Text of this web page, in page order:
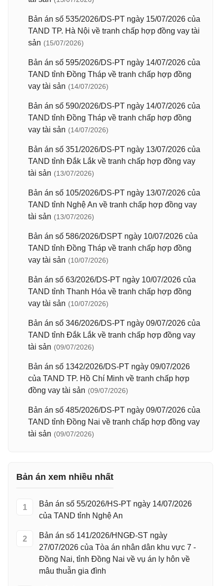
Bản án số 535/2026/DS-PT ngày 15/07/2026 của
TAND TP. Hà Nội về tranh chấp hợp đồng vay tài
sản (15/07/2026)
Bản án số 595/2026/DS-PT ngày 14/07/2026 của
TAND tỉnh Đồng Tháp về tranh chấp hợp đồng
vay tài sản (14/07/2026)
Bản án số 590/2026/DS-PT ngày 14/07/2026 của
TAND tỉnh Đồng Tháp về tranh chấp hợp đồng
vay tài sản (14/07/2026)
Bản án số 351/2026/DS-PT ngày 13/07/2026 của
TAND tỉnh Đắk Lắk về tranh chấp hợp đồng vay
tài sản (13/07/2026)
Bản án số 105/2026/DS-PT ngày 13/07/2026 của
TAND tỉnh Nghệ An về tranh chấp hợp đồng vay
tài sản (13/07/2026)
Bản án số 586/2026/DSPT ngày 10/07/2026 của
TAND tỉnh Đồng Tháp về tranh chấp hợp đồng
vay tài sản (10/07/2026)
Bản án số 63/2026/DS-PT ngày 10/07/2026 của
TAND tỉnh Thanh Hóa về tranh chấp hợp đồng
vay tài sản (10/07/2026)
Bản án số 346/2026/DS-PT ngày 09/07/2026 của
TAND tỉnh Đắk Lắk về tranh chấp hợp đồng vay
tài sản (09/07/2026)
Bản án số 1342/2026/DS-PT ngày 09/07/2026
của TAND TP. Hồ Chí Minh về tranh chấp hợp
đồng vay tài sản (09/07/2026)
Bản án số 485/2026/DS-PT ngày 09/07/2026 của
TAND tỉnh Đồng Nai về tranh chấp hợp đồng vay
tài sản (09/07/2026)
Bản án xem nhiều nhất
1
Bản án số 55/2026/HS-PT ngày 14/07/2026
của TAND tỉnh Nghệ An
2
Bản án số 141/2026/HNGĐ-ST ngày
27/07/2026 của Tòa án nhân dân khu vực 7 -
Đồng Nai, tỉnh Đồng Nai về vụ án ly hôn về
mâu thuẫn gia đình